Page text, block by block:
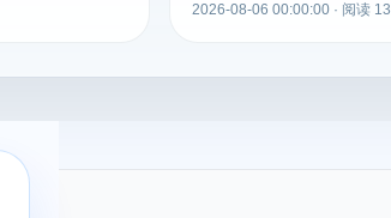
2026-08-06 00:00:00 · 阅读 13